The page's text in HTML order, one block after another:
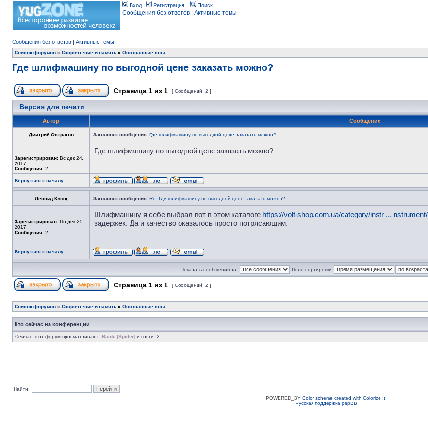
Вход Регистрация Поиск
Сообщения без ответов Активные темы
Сообщения без ответов | Активные темы
Список форумов » Скорочтение и память » Осознанные сны
Где шлифмашину по выгодной цене заказать можно?
Страница 1 из 1 [ Сообщений: 2 ]
Версия для печати
Автор Сообщение
Дмитрий Острагов Заголовок сообщения: Где шлифмашину по выгодной цене заказать можно?
Зарегистрирован: Вс дек 24,
2017
Сообщения: 2
Где шлифмашину по выгодной цене заказать можно?
Вернуться к началу
Леонид Клюц Заголовок сообщения: Re: Где шлифмашину по выгодной цене заказать можно?
Зарегистрирован: Пн дек 25,
2017
Сообщения: 2
Шлифмашину я себе выбрал вот в этом каталоге https://volt-shop.com.ua/category/instr ... nstrument/
задержек. Да и качество оказалось просто потрясающим.
Вернуться к началу
Показать сообщения за: Поле сортировки
Страница 1 из 1 [ Сообщений: 2 ]
Список форумов » Скорочтение и память » Осознанные сны
Кто сейчас на конференции
Сейчас этот форум просматривают: Baidu [Spider] и гости: 2
Найти:
POWERED_BY Color scheme created with Colorize It.
Русская поддержка phpBB